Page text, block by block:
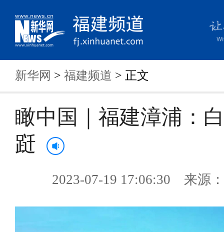
新华网 > 福建频道 > 正文
瞰中国｜福建漳浦：
跹
2023-07-19 17:06:30 来源